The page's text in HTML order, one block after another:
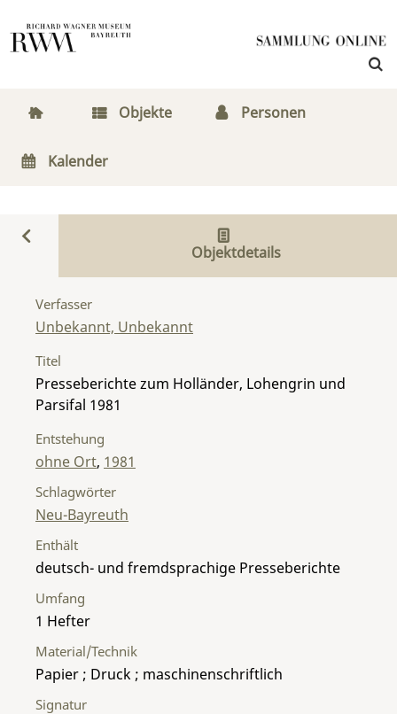
Objekte Personen
Kalender
Objektdetails
Titel
Presseberichte zum Holländer, Lohengrin und
Parsifal 1981
Verfasser
Unbekannt, Unbekannt
Entstehung
ohne Ort, 1981
Umfang
1 Hefter
Material/Technik
Papier ; Druck ; maschinenschriftlich
Enthält
deutsch- und fremdsprachige Presseberichte
Signatur
Schlagwörter
Neu-Bayreuth